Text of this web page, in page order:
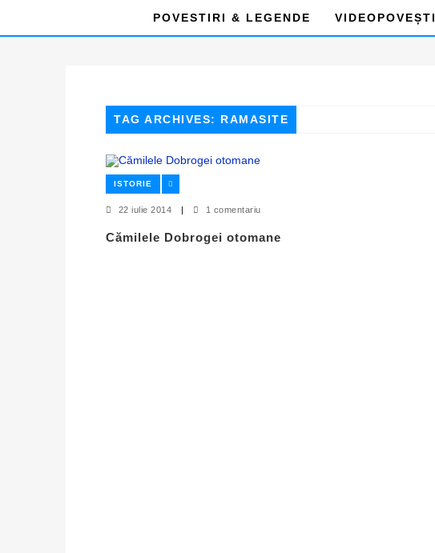
POVESTIRI & LEGENDE VIDEOPOVEȘTI
TAG ARCHIVES: RAMASITE
ISTORIE
22 iulie 2014 1 comentariu
Cămilele Dobrogei otomane